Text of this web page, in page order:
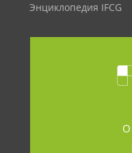
Энциклопедия IFCG
О